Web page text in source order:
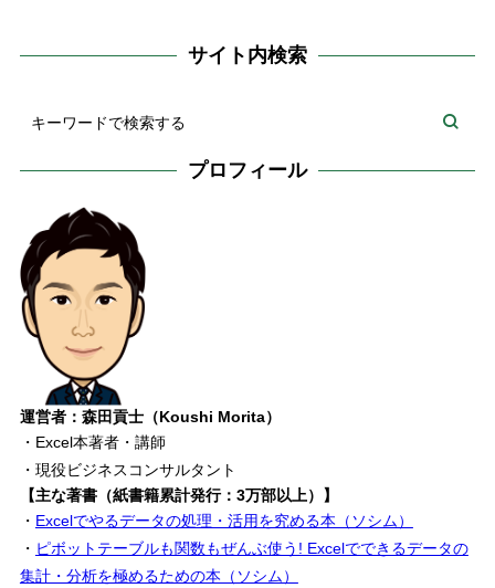
サイト内検索
プロフィール
運営者：森田貢士（Koushi Morita）
・Excel本著者・講師
・現役ビジネスコンサルタント
【主な著書（紙書籍累計発行：3万部以上）】
・ Excelでやるデータの処理・活用を究める本（ソシム）
・ ピボットテーブルも関数もぜんぶ使う! Excelでできるデータの
集計・分析を極めるための本（ソシム）